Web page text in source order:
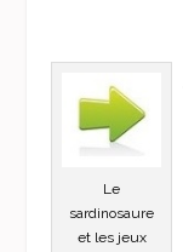
Le
sardinosaure
et les jeux